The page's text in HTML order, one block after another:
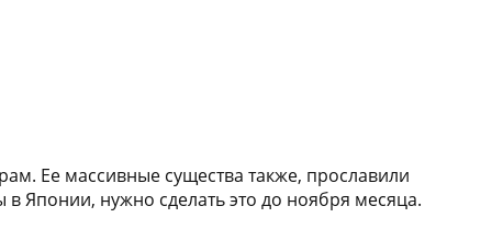
Ее массивные существа также, прославили
в Японии, нужно сделать это до ноября месяца.